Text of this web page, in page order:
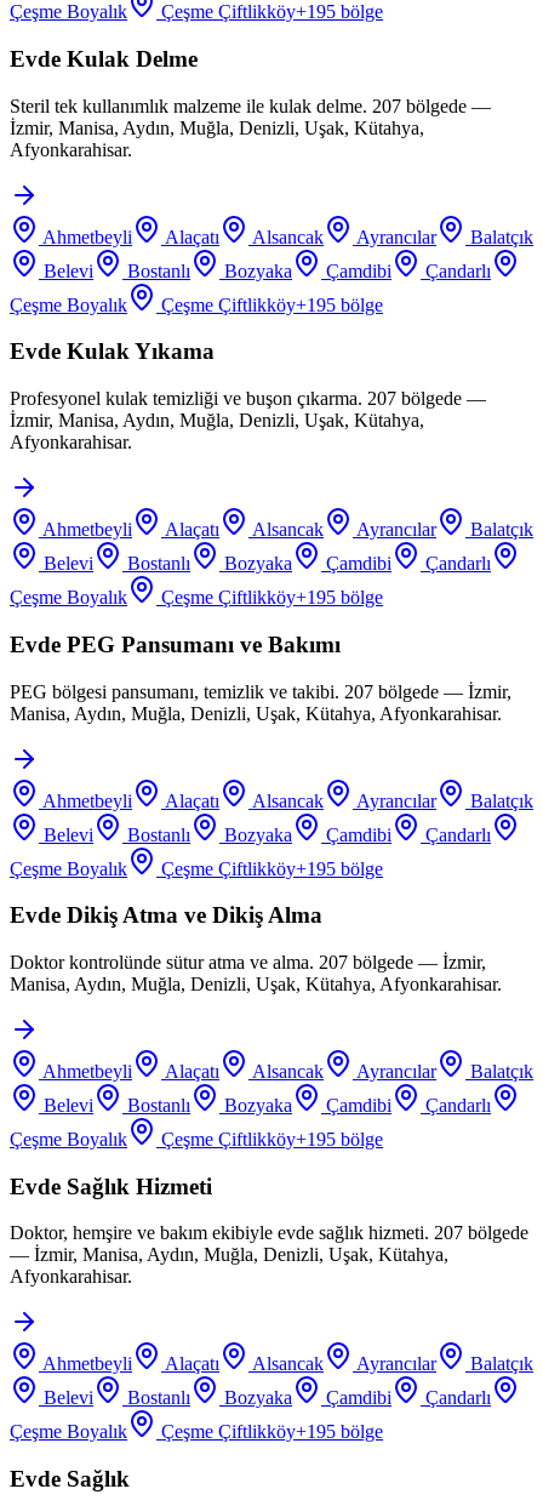
Çeşme Boyalık
Çeşme Çiftlikköy+195 bölge
Evde Kulak Delme
Steril tek kullanımlık malzeme ile kulak delme. 207 bölgede —
İzmir, Manisa, Aydın, Muğla, Denizli, Uşak, Kütahya,
Afyonkarahisar.
Ahmetbeyli Alaçatı Alsancak Ayrancılar
Balatçık
Belevi
Bostanlı Bozyaka Çamdibi
Çandarlı
Çeşme Boyalık
Çeşme Çiftlikköy+195 bölge
Evde Kulak Yıkama
Profesyonel kulak temizliği ve buşon çıkarma. 207 bölgede —
İzmir, Manisa, Aydın, Muğla, Denizli, Uşak, Kütahya,
Afyonkarahisar.
Ahmetbeyli Alaçatı Alsancak Ayrancılar
Balatçık
Belevi
Bostanlı Bozyaka Çamdibi
Çandarlı
Çeşme Boyalık
Çeşme Çiftlikköy+195 bölge
Evde PEG Pansumanı ve Bakımı
PEG bölgesi pansumanı, temizlik ve takibi. 207 bölgede — İzmir,
Manisa, Aydın, Muğla, Denizli, Uşak, Kütahya, Afyonkarahisar.
Ahmetbeyli Alaçatı Alsancak Ayrancılar
Balatçık
Belevi
Bostanlı Bozyaka Çamdibi
Çandarlı
Çeşme Boyalık
Çeşme Çiftlikköy+195 bölge
Evde Dikiş Atma ve Dikiş Alma
Doktor kontrolünde sütur atma ve alma. 207 bölgede — İzmir,
Manisa, Aydın, Muğla, Denizli, Uşak, Kütahya, Afyonkarahisar.
Ahmetbeyli Alaçatı Alsancak Ayrancılar
Balatçık
Belevi
Bostanlı Bozyaka Çamdibi
Çandarlı
Çeşme Boyalık
Çeşme Çiftlikköy+195 bölge
Evde Sağlık Hizmeti
Doktor, hemşire ve bakım ekibiyle evde sağlık hizmeti. 207 bölgede
— İzmir, Manisa, Aydın, Muğla, Denizli, Uşak, Kütahya,
Afyonkarahisar.
Ahmetbeyli Alaçatı Alsancak Ayrancılar
Balatçık
Belevi
Bostanlı Bozyaka Çamdibi
Çandarlı
Çeşme Boyalık
Çeşme Çiftlikköy+195 bölge
Evde Sağlık